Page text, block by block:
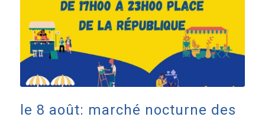
le 8 août: marché nocturne des